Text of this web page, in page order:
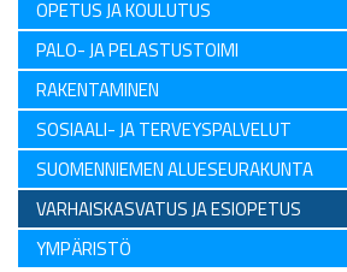
OPETUS JA KOULUTUS
PALO- JA PELASTUSTOIMI
RAKENTAMINEN
SOSIAALI- JA TERVEYSPALVELUT
SUOMENNIEMEN ALUESEURAKUNTA
VARHAISKASVATUS JA ESIOPETUS
YMPÄRISTÖ